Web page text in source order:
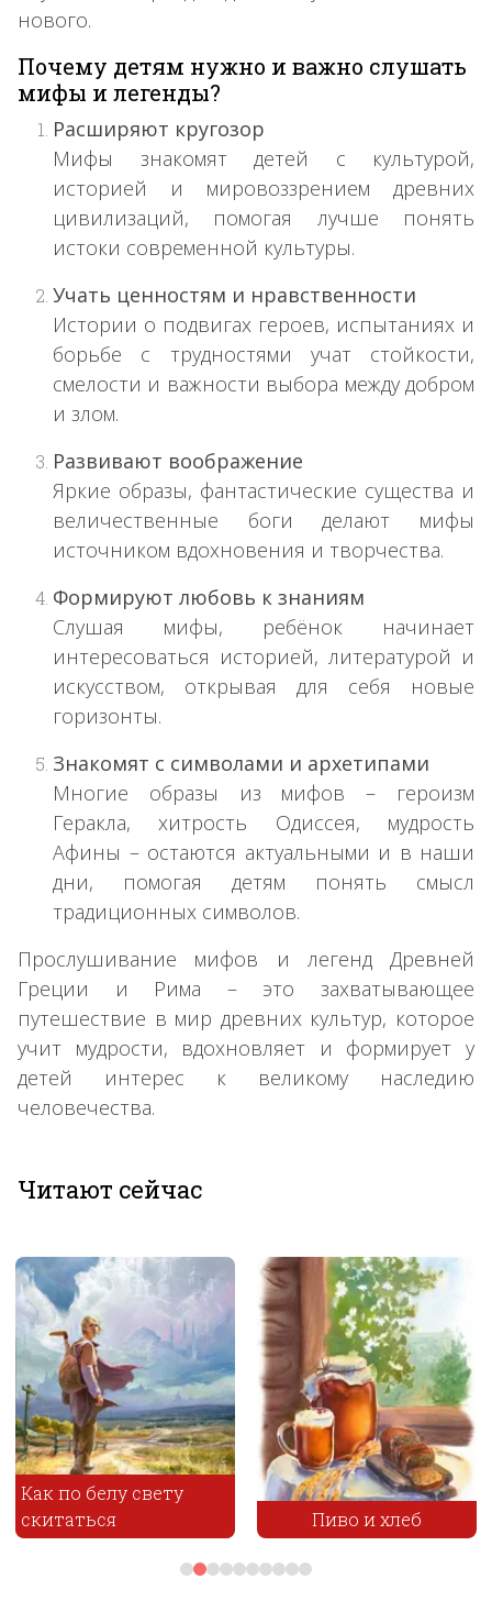
нового.
Почему детям нужно и важно слушать
мифы и легенды?
Расширяют кругозор
Мифы знакомят детей с культурой,
историей и мировоззрением древних
цивилизаций, помогая лучше понять
истоки современной культуры.
Учать ценностям и нравственности
Истории о подвигах героев, испытаниях и
борьбе с трудностями учат стойкости,
смелости и важности выбора между добром
и злом.
Развивают воображение
Яркие образы, фантастические существа и
величественные боги делают мифы
источником вдохновения и творчества.
Формируют любовь к знаниям
Слушая мифы, ребёнок начинает
интересоваться историей, литературой и
искусством, открывая для себя новые
горизонты.
Знакомят с символами и архетипами
Многие образы из мифов – героизм
Геракла, хитрость Одиссея, мудрость
Афины – остаются актуальными и в наши
дни, помогая детям понять смысл
традиционных символов.
Прослушивание мифов и легенд Древней
Греции и Рима – это захватывающее
путешествие в мир древних культур, которое
учит мудрости, вдохновляет и формирует у
детей интерес к великому наследию
человечества.
Читают сейчас
Как по белу свету
скитаться
Пиво и хлеб